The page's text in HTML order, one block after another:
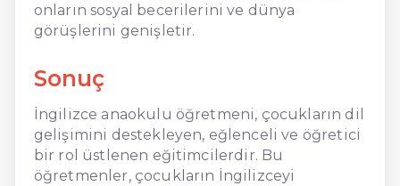
onların sosyal becerilerini ve dünya
görüşlerini genişletir.
Sonuç
İngilizce anaokulu öğretmeni, çocukların dil
gelişimini destekleyen, eğlenceli ve öğretici
bir rol üstlenen eğitimcilerdir. Bu
öğretmenler, çocukların İngilizceyi